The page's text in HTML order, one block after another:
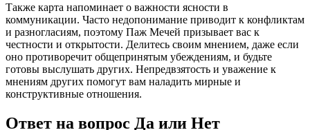
Также карта напоминает о важности ясности в
коммуникации. Часто недопонимание приводит к конфликтам
и разногласиям, поэтому Паж Мечей призывает вас к
честности и открытости. Делитесь своим мнением, даже если
оно противоречит общепринятым убеждениям, и будьте
готовы выслушать других. Непредвзятость и уважение к
мнениям других помогут вам наладить мирные и
конструктивные отношения.
Ответ на вопрос Да или Нет